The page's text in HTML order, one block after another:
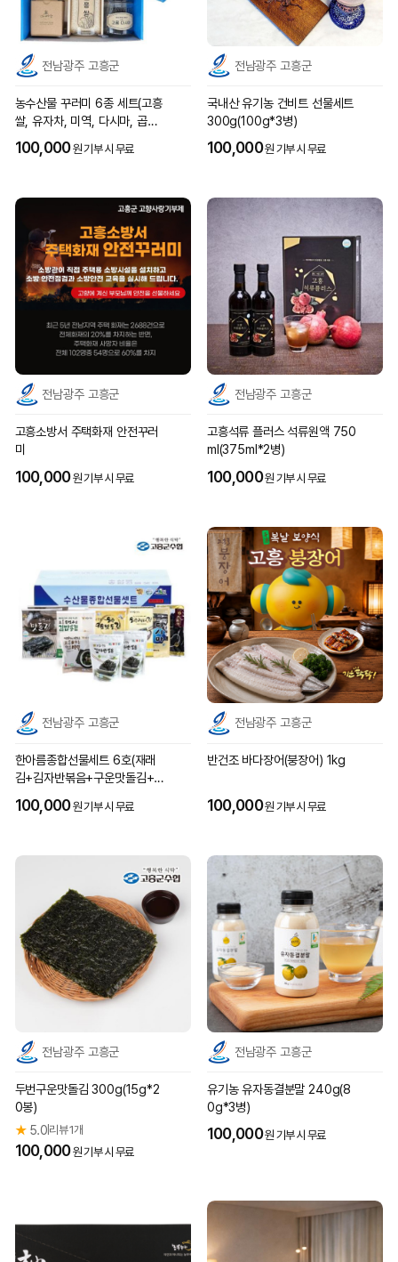
전남광주 고흥군
농수산물 꾸러미 6종 세트(고흥
쌀, 유자차, 미역, 다시마, 곱창
돌김, 과일잼 각 1개)
100,000원 기부 시 무료
전남광주 고흥군
국내산 유기농 건비트 선물세트
300g(100g*3병)
100,000원 기부 시 무료
전남광주 고흥군
고흥소방서 주택화재 안전꾸러
미
100,000원 기부 시 무료
전남광주 고흥군
고흥석류 플러스 석류원액 750
ml(375ml*2병)
100,000원 기부 시 무료
전남광주 고흥군
한아름종합선물세트 6호(재래
김+김자반볶음+구운맛돌김+구
운김+건다시마+건미역)
100,000원 기부 시 무료
전남광주 고흥군
반건조 바다장어(붕장어) 1kg
100,000원 기부 시 무료
전남광주 고흥군
두번구운맛돌김 300g(15g*2
0봉)
★5.0| 리뷰 1개
100,000원 기부 시 무료
전남광주 고흥군
유기농 유자동결분말 240g(8
0g*3병)
100,000원 기부 시 무료